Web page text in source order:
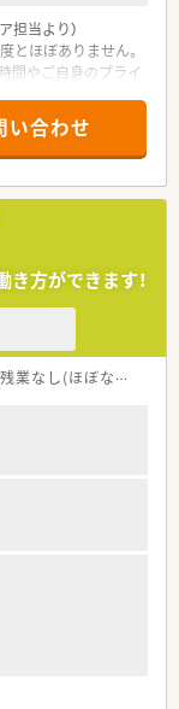
担当より）
とほぼありません。
間やご自身のプライ
毎日の通勤に非常
め、幅広い科目の
く予定であり、地域
す。
域に根ざした安定し
助半額負担や引越し
あるため、遠方から
す。
期的なキャリアを形
す。
しており、労働環境
りです。
い合わせ
き方ができます！
残業なし(ほぼなし含む)